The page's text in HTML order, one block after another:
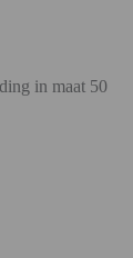
in maat 50